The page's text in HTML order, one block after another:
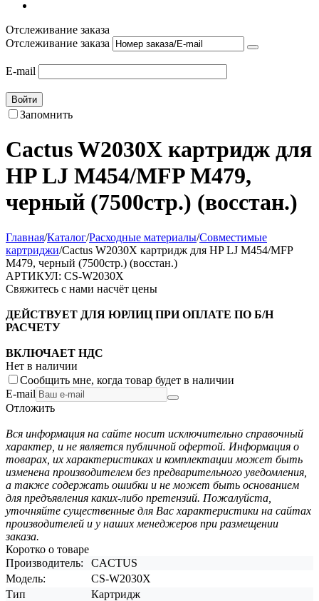
Отслеживание заказа
Отслеживание заказа
E-mail
Войти
Запомнить
Cactus W2030X картридж для
HP LJ M454/MFP M479,
черный (7500стр.) (восстан.)
Главная/Каталог/Расходные материалы/Совместимые
картриджи/Cactus W2030X картридж для HP LJ M454/MFP
M479, черный (7500стр.) (восстан.)
АРТИКУЛ: CS-W2030X
Свяжитесь с нами насчёт цены
ДЕЙСТВУЕТ ДЛЯ ЮРЛИЦ ПРИ ОПЛАТЕ ПО Б/Н
РАСЧЕТУ
ВКЛЮЧАЕТ НДС
Нет в наличии
Сообщить мне, когда товар будет в наличии
E-mail
Отложить
Вся информация на сайте носит исключительно справочный
характер, и не является публичной офертой. Информация о
товарах, их характеристиках и комплектации может быть
изменена производителем без предварительного уведомления,
а также содержать ошибки и не может быть основанием
для предъявления каких-либо претензий. Пожалуйста,
уточняйте существенные для Вас характеристики на сайтах
производителей и у наших менеджеров при размещении
заказа.
Коротко о товаре
Производитель:
CACTUS
Модель:
CS-W2030X
Тип
Картридж